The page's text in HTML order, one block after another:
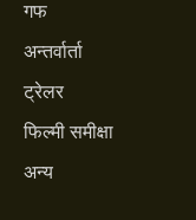
गफ
अन्तर्वार्ता
ट्रेलर
फिल्मी समीक्षा
अन्य